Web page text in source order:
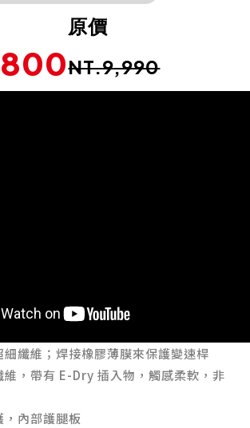
原價
NT.9,990
纖維；焊接橡膠薄膜來保護變速桿
，帶有 E-Dry 插入物，觸感柔軟，非
內部護腿板